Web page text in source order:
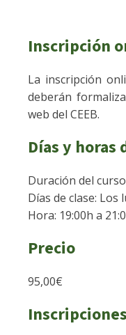
Inscripción
La inscripción
deberán
web del CEEB.
Días y horas
Duración del
Días de clase: Los
Hora: 19:00h a
Precio
95,00€